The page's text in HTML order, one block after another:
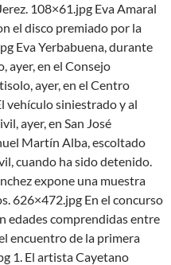
108×61.jpg Eva Amaral
el disco premiado por la
Eva Yerbabuena, durante
ayer, en el Consejo
ayer, en el Centro
vehículo siniestrado y al
ayer, en San José
Martín Alba, escoltado
cuando ha sido detenido.
expone una muestra
626×472.jpg En el concurso
edades comprendidas entre
encuentro de la primera
1. El artista Cayetano